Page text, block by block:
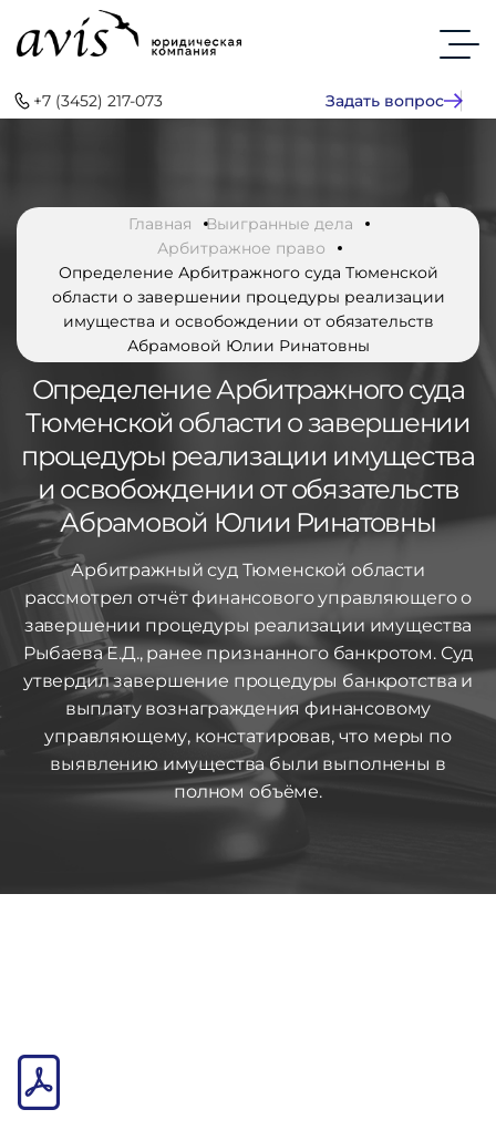
+7 (3452) 217-073 Задать вопрос
Главная
Выигранные дела
Арбитражное право
Определение Арбитражного суда Тюменской
области о завершении процедуры реализации
имущества и освобождении от обязательств
Абрамовой Юлии Ринатовны
Определение Арбитражного суда
Тюменской области о завершении
процедуры реализации имущества
и освобождении от обязательств
Абрамовой Юлии Ринатовны
Арбитражный суд Тюменской области
рассмотрел отчёт финансового управляющего о
завершении процедуры реализации имущества
Рыбаева Е.Д., ранее признанного банкротом. Суд
утвердил завершение процедуры банкротства и
выплату вознаграждения финансовому
управляющему, констатировав, что меры по
выявлению имущества были выполнены в
полном объёме.